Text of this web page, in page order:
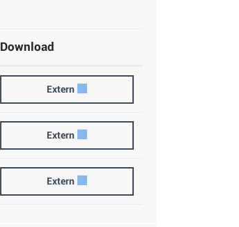
Download
Eheurkunde / Auszug aus dem Eheregister
Extern
Partnerschaftsausweis
Extern
Partnerschaftsurkunde
Extern